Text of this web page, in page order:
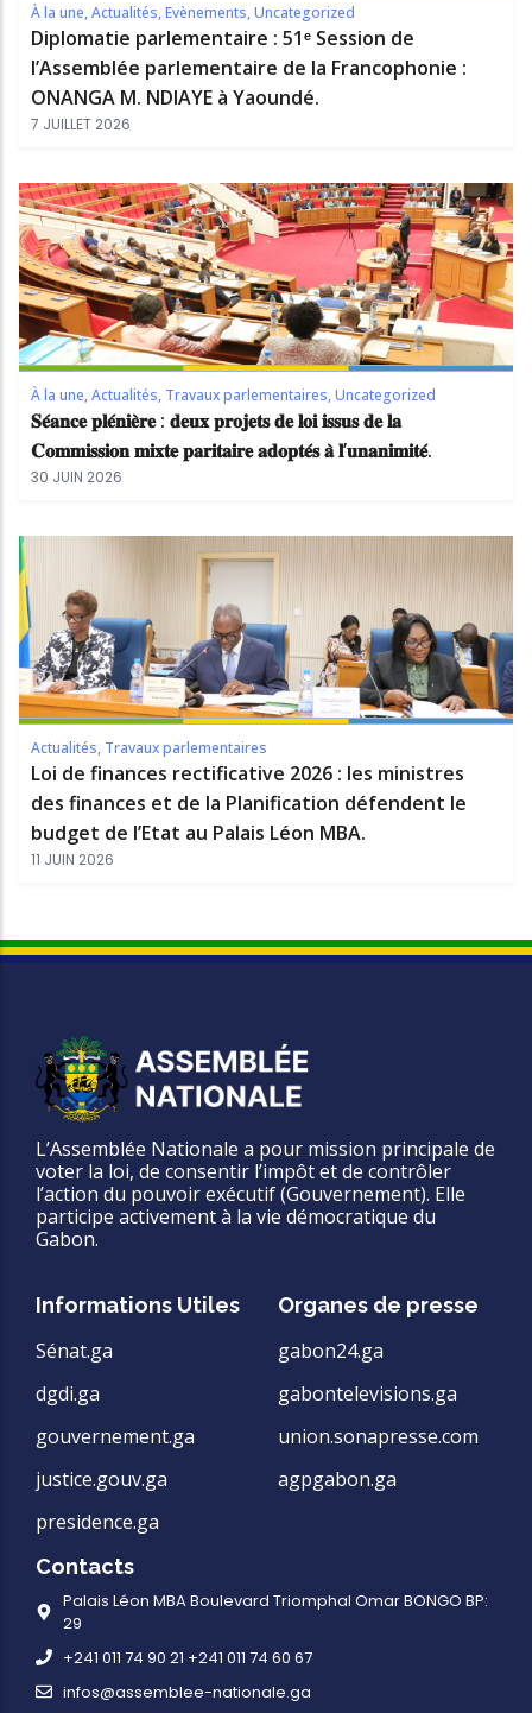
À la une,Actualités,Evènements,Uncategorized
Diplomatie parlementaire : 51ᵉ Session de
l’Assemblée parlementaire de la Francophonie :
ONANGA M. NDIAYE à Yaoundé.
7 JUILLET 2026
À la une,Actualités, Travaux parlementaires,Uncategorized
𝐒𝐞́𝐚𝐧𝐜𝐞 𝐩𝐥𝐞́𝐧𝐢𝐞̀𝐫𝐞 : 𝐝𝐞𝐮𝐱 𝐩𝐫𝐨𝐣𝐞𝐭𝐬 𝐝𝐞 𝐥𝐨𝐢 𝐢𝐬𝐬𝐮𝐬 𝐝𝐞 𝐥𝐚
𝐂𝐨𝐦𝐦𝐢𝐬𝐬𝐢𝐨𝐧 𝐦𝐢𝐱𝐭𝐞 𝐩𝐚𝐫𝐢𝐭𝐚𝐢𝐫𝐞 𝐚𝐝𝐨𝐩𝐭𝐞́𝐬 𝐚̀ 𝐥’𝐮𝐧𝐚𝐧𝐢𝐦𝐢𝐭𝐞́.
30 JUIN 2026
Actualités, Travaux parlementaires
Loi de finances rectificative 2026 : les ministres
des finances et de la Planification défendent le
budget de l’Etat au Palais Léon MBA.
11 JUIN 2026
L’Assemblée Nationale a pour mission principale de
voter la loi, de consentir l’impôt et de contrôler
l’action du pouvoir exécutif (Gouvernement). Elle
participe activement à la vie démocratique du
Gabon.
Informations Utiles
Sénat.ga
dgdi.ga
gouvernement.ga
justice.gouv.ga
presidence.ga
Organes de presse
gabon24.ga
gabontelevisions.ga
union.sonapresse.com
agpgabon.ga
Contacts
Palais Léon MBA Boulevard Triomphal Omar BONGO BP:
29
+241 011 74 90 21 +241 011 74 60 67
infos@assemblee-nationale.ga